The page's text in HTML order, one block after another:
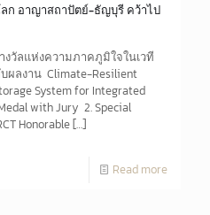
ลก อาญาสถาปัตย์​-ธัญบุรี คว้าไป
ลแห่งความภาคภูมิใจในเวที
ผลงาน Climate-Resilient
System for Integrated
with Jury 2. Special
Honorable[…]
Read more